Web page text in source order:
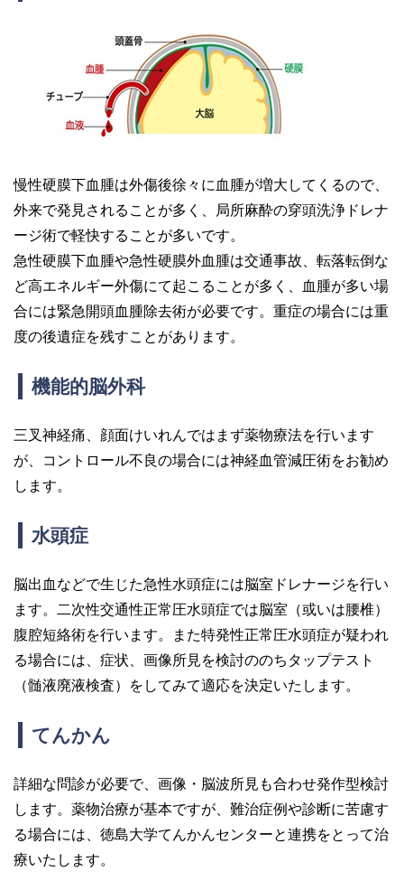
慢性硬膜下血腫は外傷後徐々に血腫が増大してくるので、
外来で発見されることが多く、局所麻酔の穿頭洗浄ドレナ
ージ術で軽快することが多いです。
急性硬膜下血腫や急性硬膜外血腫は交通事故、転落転倒な
ど高エネルギー外傷にて起こることが多く、血腫が多い場
合には緊急開頭血腫除去術が必要です。重症の場合には重
度の後遺症を残すことがあります。
機能的脳外科
三叉神経痛、顔面けいれんではまず薬物療法を行います
が、コントロール不良の場合には神経血管減圧術をお勧め
します。
水頭症
脳出血などで生じた急性水頭症には脳室ドレナージを行い
ます。二次性交通性正常圧水頭症では脳室（或いは腰椎）
腹腔短絡術を行います。また特発性正常圧水頭症が疑われ
る場合には、症状、画像所見を検討ののちタップテスト
（髄液廃液検査）をしてみて適応を決定いたします。
てんかん
詳細な問診が必要で、画像・脳波所見も合わせ発作型検討
します。薬物治療が基本ですが、難治症例や診断に苦慮す
る場合には、徳島大学てんかんセンターと連携をとって治
療いたします。